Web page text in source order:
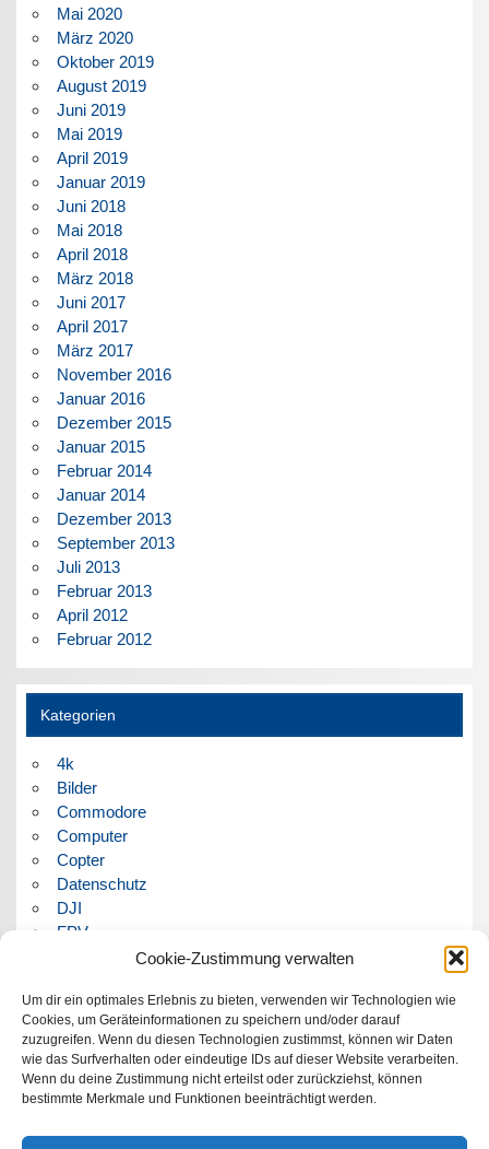
Cookie-Zustimmung verwalten
Um dir ein optimales Erlebnis zu bieten, verwenden wir Technologien wie
Cookies, um Geräteinformationen zu speichern und/oder darauf
zuzugreifen. Wenn du diesen Technologien zustimmst, können wir Daten
wie das Surfverhalten oder eindeutige IDs auf dieser Website verarbeiten.
Wenn du deine Zustimmung nicht erteilst oder zurückziehst, können
bestimmte Merkmale und Funktionen beeinträchtigt werden.
Mai 2020
März 2020
Oktober 2019
August 2019
Juni 2019
Mai 2019
April 2019
Januar 2019
Juni 2018
Mai 2018
April 2018
März 2018
Juni 2017
April 2017
März 2017
November 2016
Januar 2016
Dezember 2015
Januar 2015
Februar 2014
Januar 2014
Dezember 2013
September 2013
Juli 2013
Februar 2013
April 2012
Februar 2012
Kategorien
4k
Bilder
Commodore
Computer
Copter
Datenschutz
DJI
FPV
Panorama
Politik
Retrocomputer
Uncategorized
Video